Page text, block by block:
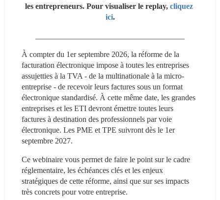
les entrepreneurs. Pour visualiser le replay, cliquez
ici.
À compter du 1er septembre 2026, la réforme de la
facturation électronique impose à toutes les entreprises
assujetties à la TVA - de la multinationale à la micro-
entreprise - de recevoir leurs factures sous un format
électronique standardisé. À cette même date, les grandes
entreprises et les ETI devront émettre toutes leurs
factures à destination des professionnels par voie
électronique. Les PME et TPE suivront dès le 1er
septembre 2027.
Ce webinaire vous permet de faire le point sur le cadre
réglementaire, les échéances clés et les enjeux
stratégiques de cette réforme, ainsi que sur ses impacts
très concrets pour votre entreprise.